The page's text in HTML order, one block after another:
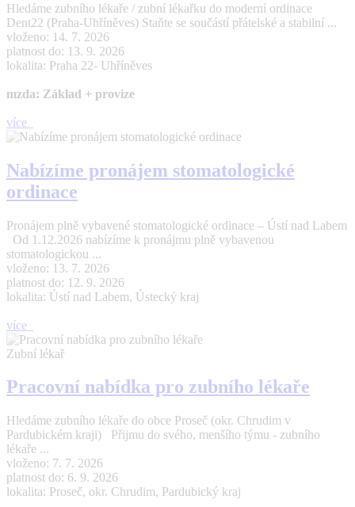
Hledáme zubního lékaře / zubní lékařku do moderní ordinace
Dent22 (Praha-Uhříněves) Staňte se součástí přátelské a stabilní ...
vloženo: 14. 7. 2026
platnost do: 13. 9. 2026
lokalita: Praha 22- Uhříněves
mzda: Základ + provize
více
Nabízíme pronájem stomatologické
ordinace
Pronájem plně vybavené stomatologické ordinace – Ústí nad Labem
Od 1.12.2026 nabízíme k pronájmu plně vybavenou
stomatologickou ...
vloženo: 13. 7. 2026
platnost do: 12. 9. 2026
lokalita: Ústí nad Labem, Ústecký kraj
více
Zubní lékař
Pracovní nabídka pro zubního lékaře
Hledáme zubního lékaře do obce Proseč (okr. Chrudim v
Pardubickém kraji) Přijmu do svého, menšího týmu - zubního
lékaře ...
vloženo: 7. 7. 2026
platnost do: 6. 9. 2026
lokalita: Proseč, okr. Chrudim, Pardubický kraj